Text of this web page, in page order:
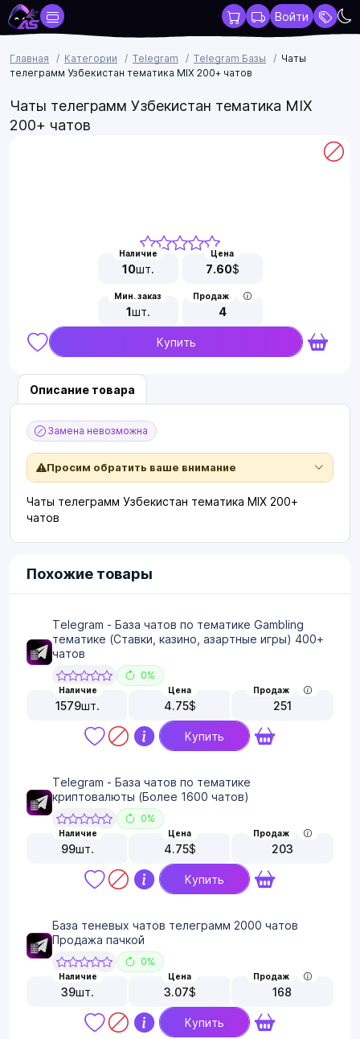
Войти
Главная Категории Telegram Telegram Базы
Чаты
телеграмм Узбекистан тематика MIX 200+ чатов
Чаты телеграмм Узбекистан тематика MIX
200+ чатов
Наличие
10шт.
Цена
7.60$
Мин. заказ
1шт.
Продаж
4
Купить
Описание товара
Замена невозможна
Просим обратить ваше внимание
Чаты телеграмм Узбекистан тематика MIX 200+
чатов
Похожие товары
Telegram - База чатов по тематике Gambling
тематике (Ставки, казино, азартные игры) 400+
чатов
0%
Наличие
1579шт.
Цена
4.75$
Продаж
251
Купить
Telegram - База чатов по тематике
криптовалюты (Более 1600 чатов)
0%
Наличие
99шт.
Цена
4.75$
Продаж
203
Купить
База теневых чатов телеграмм 2000 чатов
Продажа пачкой
0%
Наличие
39шт.
Цена
3.07$
Продаж
168
Купить